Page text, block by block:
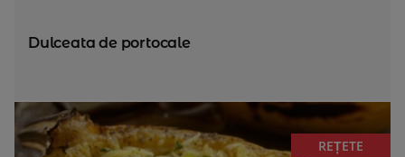
Dulceata de portocale
REȚETE